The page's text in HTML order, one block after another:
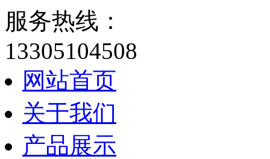
服务热线：
13305104508
网站首页
关于我们
产品展示